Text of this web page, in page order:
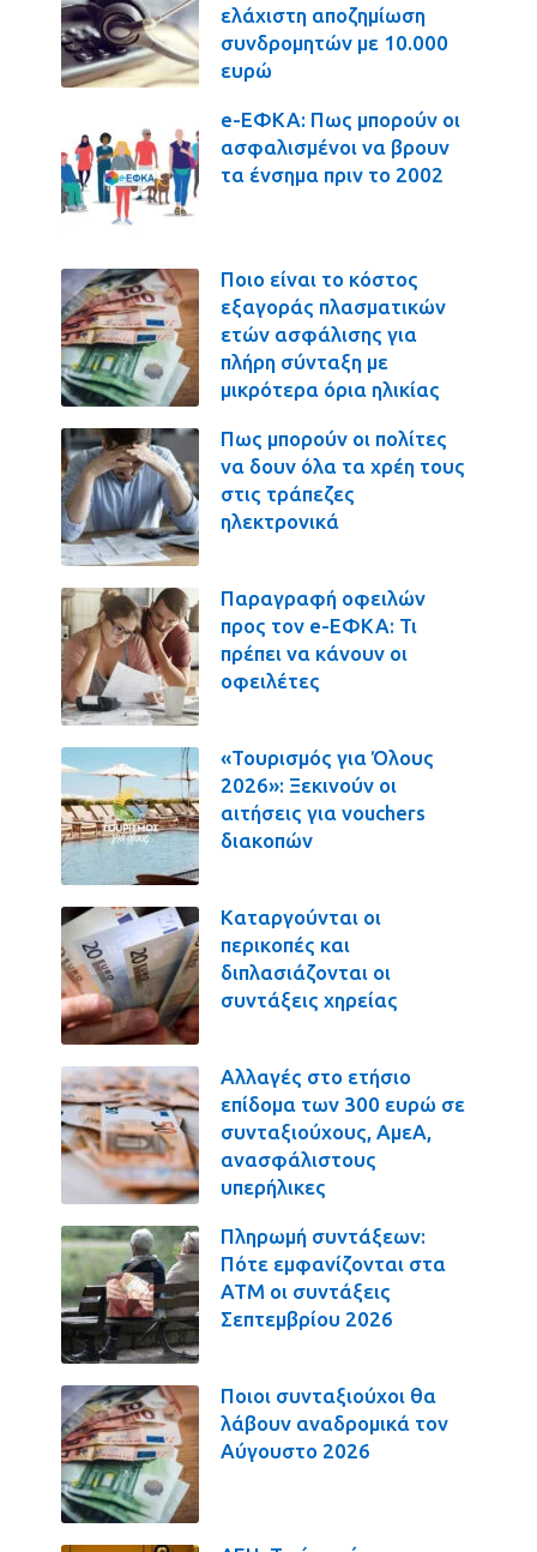
ελάχιστη αποζημίωση
συνδρομητών με 10.000
ευρώ
e-ΕΦΚΑ: Πως μπορούν οι
ασφαλισμένοι να βρουν
τα ένσημα πριν το 2002
Ποιο είναι το κόστος
εξαγοράς πλασματικών
ετών ασφάλισης για
πλήρη σύνταξη με
μικρότερα όρια ηλικίας
Πως μπορούν οι πολίτες
να δουν όλα τα χρέη τους
στις τράπεζες
ηλεκτρονικά
Παραγραφή οφειλών
προς τον e-ΕΦΚΑ: Τι
πρέπει να κάνουν οι
οφειλέτες
«Τουρισμός για Όλους
2026»: Ξεκινούν οι
αιτήσεις για vouchers
διακοπών
Καταργούνται οι
περικοπές και
διπλασιάζονται οι
συντάξεις χηρείας
Αλλαγές στο ετήσιο
επίδομα των 300 ευρώ σε
συνταξιούχους, ΑμεΑ,
ανασφάλιστους
υπερήλικες
Πληρωμή συντάξεων:
Πότε εμφανίζονται στα
ΑΤΜ οι συντάξεις
Σεπτεμβρίου 2026
Ποιοι συνταξιούχοι θα
λάβουν αναδρομικά τον
Αύγουστο 2026